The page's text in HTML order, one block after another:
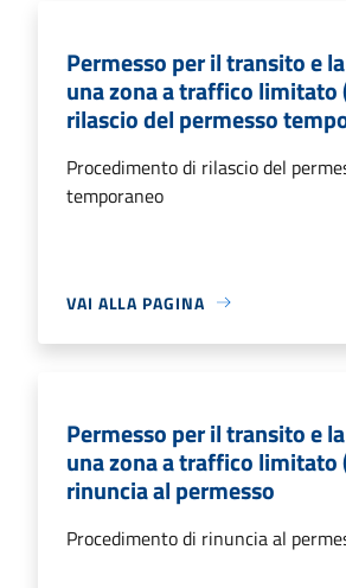
Permesso per il transito e
una zona a traffico limitato
rilascio del permesso
Procedimento di rilascio del
temporaneo
VAI ALLA PAGINA
Permesso per il transito e
una zona a traffico limitato
rinuncia al permesso
Procedimento di rinuncia al